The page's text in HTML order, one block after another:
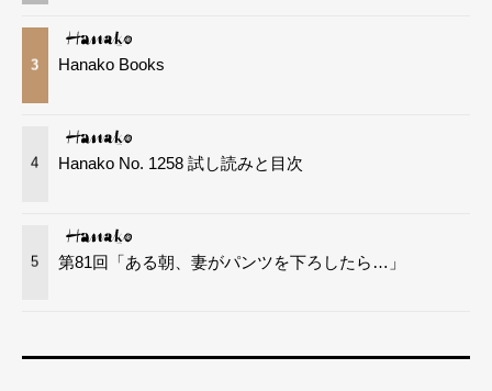
3 Hanako Books
4 Hanako No. 1258 試し読みと目次
5 第81回「ある朝、妻がパンツを下ろしたら…」